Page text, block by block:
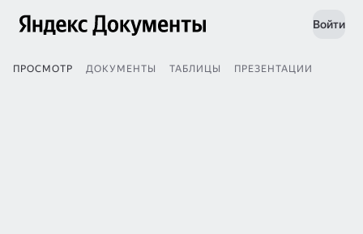
Войти
ПРОСМОТР ДОКУМЕНТЫ ТАБЛИЦЫ ПРЕЗЕНТАЦИИ